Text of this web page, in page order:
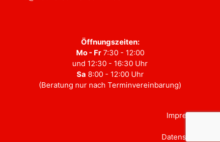
Öffnungszeiten:
Mo - Fr7:30 - 12:00
und 12:30 - 16:30 Uhr
Sa 8:00 - 12:00 Uhr
(Beratung nur nach Terminvereinbarung)
Impressum
Datenschutz